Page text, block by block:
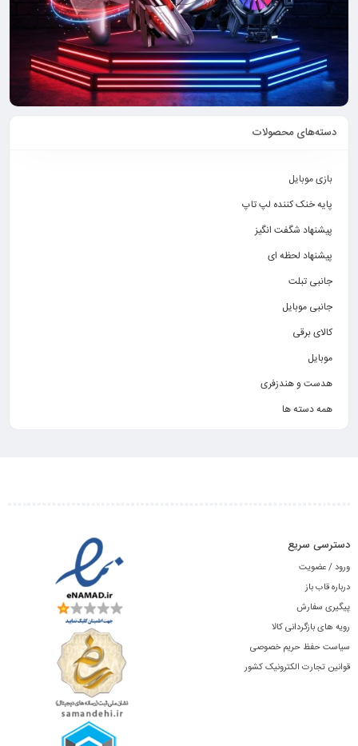
دسته‌های محصولات
بازی موبایل
پایه خنک کننده لپ تاپ
پیشنهاد شگفت انگیز
پیشنهاد لحظه ای
جانبی تبلت
جانبی موبایل
کالای برقی
موبایل
هدست و هندزفری
همه دسته ها
دسترسی سریع
ورود / عضویت
درباره قاب باز
پیگیری سفارش
رویه های بازگردانی کالا
سیاست حفظ حریم خصوصی
قوانین تجارت الکترونیک کشور